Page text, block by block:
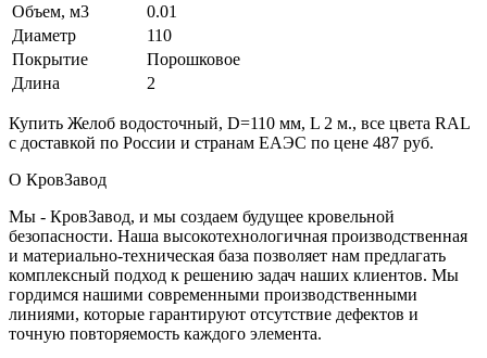
Объем, м3
0.01
Диаметр
110
Покрытие
Порошковое
Длина
2
Купить Желоб водосточный, D=110 мм, L 2 м., все цвета RAL
с доставкой по России и странам ЕАЭС по цене 487 руб.
О КровЗавод
Мы - КровЗавод, и мы создаем будущее кровельной
безопасности. Наша высокотехнологичная производственная
и материально-техническая база позволяет нам предлагать
комплексный подход к решению задач наших клиентов. Мы
гордимся нашими современными производственными
линиями, которые гарантируют отсутствие дефектов и
точную повторяемость каждого элемента.